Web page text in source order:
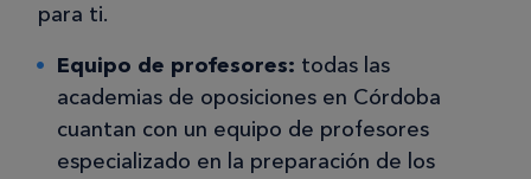
para ti.
Equipo de profesores: todas las
academias de oposiciones en Córdoba
cuantan con un equipo de profesores
especializado en la preparación de los